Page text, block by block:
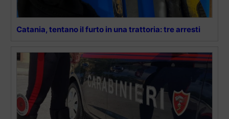
Catania, tentano il furto in una trattoria: tre arresti